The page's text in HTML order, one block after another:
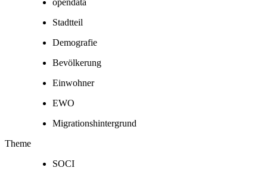
Stadtteil
Demografie
Bevölkerung
Einwohner
EWO
Migrationshintergrund
Theme
SOCI